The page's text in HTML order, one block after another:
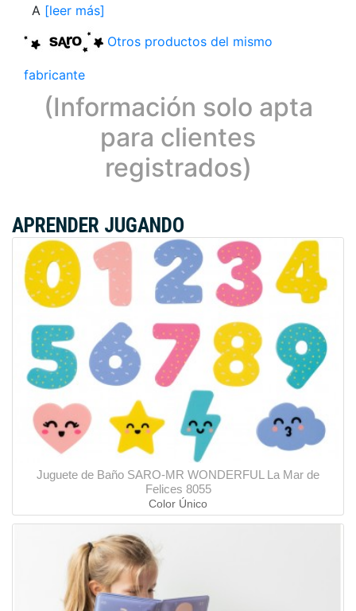
A [leer más]
Otros productos del mismo
fabricante
(Información solo apta
para clientes
registrados)
APRENDER JUGANDO
Juguete de Baño SARO-MR WONDERFUL La Mar de
Felices 8055
Color Único